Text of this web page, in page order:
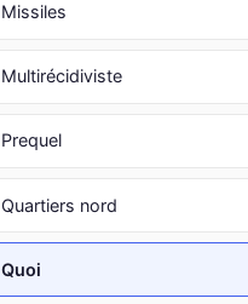
Missiles
Multirécidiviste
Prequel
Quartiers nord
Quoi